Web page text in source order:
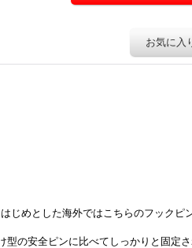
お気に入
じめとした海外ではこちらのフックピ
の安全ピンに比べてしっかりと固定